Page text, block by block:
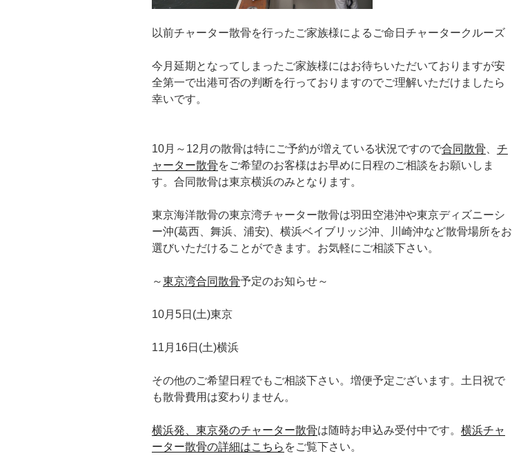
以前チャーター散骨を行ったご家族様によるご命日チャータークルーズ
今月延期となってしまったご家族様にはお待ちいただいておりますが安
全第一で出港可否の判断を行っておりますのでご理解いただけましたら
幸いです。
10月～12月の散骨は特にご予約が増えている状況ですので合同散骨
チ
ャーター散骨をご希望のお客様はお早めに日程のご相談をお願いしま
す。合同散骨は東京横浜のみとなります。
東京海洋散骨の東京湾チャーター散骨は羽田空港沖や東京ディズニーシ
ー沖(葛西、舞浜、浦安)、横浜ベイブリッジ沖、川崎沖など散骨場所をお
選びいただけることができます。お気軽にご相談下さい。
～東京湾合同散骨予定のお知らせ～
10月5日(土)東京
11月16日(土)横浜
その他のご希望日程でもご相談下さい。増便予定ございます。土日祝で
も散骨費用は変わりません。
横浜発、東京発のチャーター散骨は随時お申込み受付中です。 横浜チャ
ーター散骨の詳細はこちら をご覧下さい。